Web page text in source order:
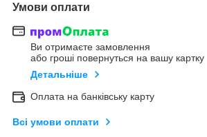
Умови оплати
Ви отримаєте замовлення
або гроші повернуться на вашу картку
Детальніше
Оплата на банківську карту
Всі умови оплати